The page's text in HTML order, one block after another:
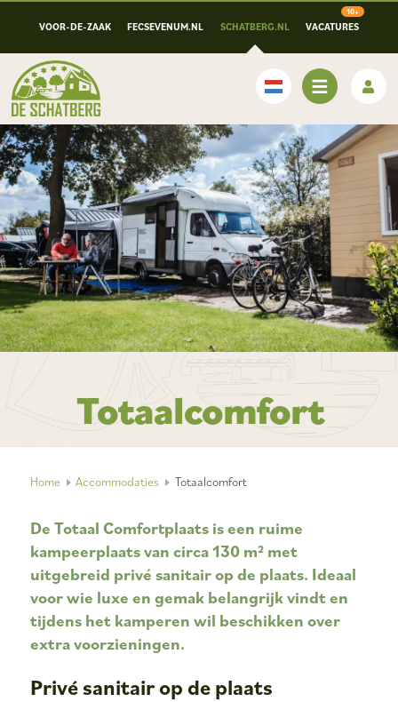
VOOR-DE-ZAAK FECSEVENUM.NL SCHATBERG.NL VACATURES
Nederlands
Totaalcomfort
Home Accommodaties Totaalcomfort
De Totaal Comfortplaats is een ruime
kampeerplaats van circa130 m²met
uitgebreid privé sanitair op de plaats. Ideaal
voor wie luxe en gemak belangrijk vindt en
tijdens het kamperen wil beschikken over
extra voorzieningen.
Privé sanitair op de plaats